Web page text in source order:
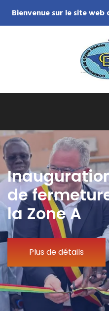
Bienvenue sur le site
de
la Zone A
Plus de détails